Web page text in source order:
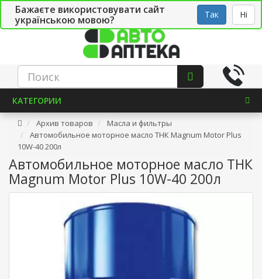
Бажаєте використовувати сайт
українською мовою?
Так Ні
СТО Укр
КАТЕГОРИИ
Архив товаров
Масла и фильтры
Автомобильное моторное масло ТНК Magnum Motor Plus
10W-40 200л
Автомобильное моторное масло ТНК
Magnum Motor Plus 10W-40 200л